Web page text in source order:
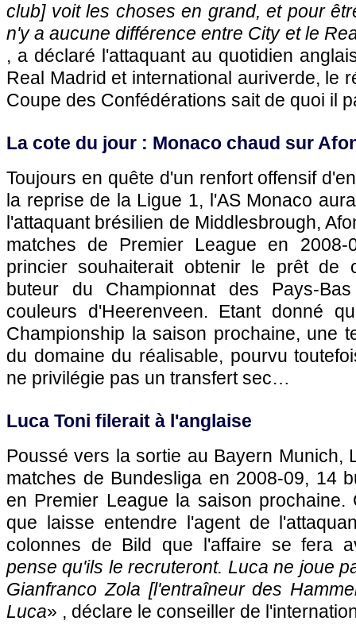
club] voit les choses en grand, et pour
n'y a aucune différence entre City et le
, a déclaré l'attaquant au quotidien
Real Madrid et international auriverde, le
Coupe des Confédérations sait de quoi il
La cote du jour : Monaco chaud sur
Toujours en quête d'un renfort offensif
la reprise de la Ligue 1, l'AS Monaco
l'attaquant brésilien de Middlesbrough,
matches de Premier League en
princier souhaiterait obtenir le prêt de
buteur du Championnat des Pays-
couleurs d'Heerenveen. Etant donné
Championship la saison prochaine, une
du domaine du réalisable, pourvu
ne privilégie pas un transfert sec…
Luca Toni filerait à l'anglaise
Poussé vers la sortie au Bayern Munich,
matches de Bundesliga en 2008-09, 14
en Premier League la saison
que laisse entendre l'agent de
colonnes de Bild que l'affaire se fera
pense qu'ils le recruteront. Luca ne joue
Gianfranco Zola [l'entraîneur des
Luca» , déclare le conseiller de